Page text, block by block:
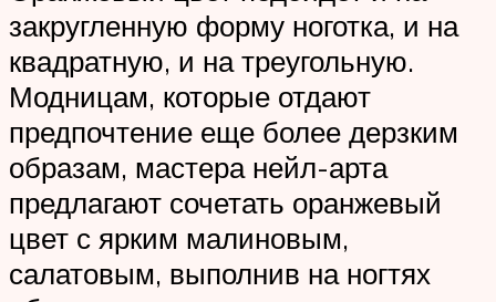
закругленную форму ноготка, и на
квадратную, и на треугольную.
Модницам, которые отдают
предпочтение еще более дерзким
образам, мастера нейл-арта
предлагают сочетать оранжевый
цвет с ярким малиновым,
салатовым, выполнив на ногтях